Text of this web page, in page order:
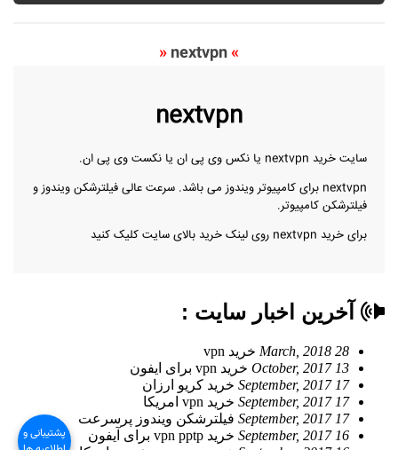
پشتیبانی و
»
nextvpn
«
nextvpn
سایت خرید nextvpn یا نکس وی پی ان یا نکست وی پی ان.
nextvpn برای کامپیوتر ویندوز می باشد. سرعت عالی
فیلترشکن ویندوزو
فیلترشکن کامپیوتر.
برای خرید nextvpn روی لینک خرید بالای سایت کلیک کنید
آخرین اخبار سایت :
28 March, 2018
خرید vpn
13 October, 2017
خرید vpn برای ایفون
17 September, 2017
خرید کریو ارزان
17 September, 2017
خرید vpn امریکا
17 September, 2017
فیلترشکن ویندوز پرسرعت
16 September, 2017
خرید vpn pptp برای آیفون